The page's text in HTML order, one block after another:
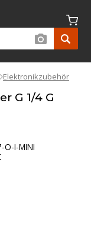
Elektronikzubehör
G 1/4 G
O-I-MINI